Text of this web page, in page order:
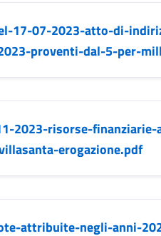
17-07-2023-atto-di-
proventi-dal-5-per-
2023-risorse-
erogazione.pdf
attribuite-negli-anni-